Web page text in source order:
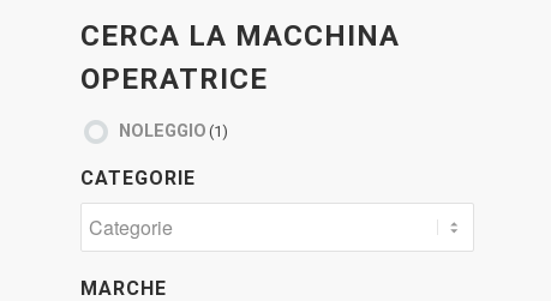
CERCA LA MACCHINA
OPERATRICE
NOLEGGIO (1)
CATEGORIE
MARCHE